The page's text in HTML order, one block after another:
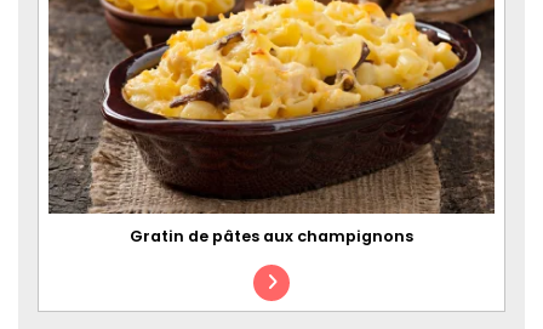
Gratin de pâtes aux champignons